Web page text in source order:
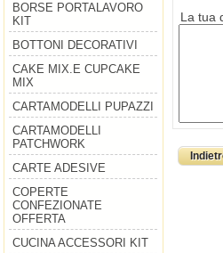
BORSE PORTALAVORO
KIT
BOTTONI DECORATIVI
CAKE MIX.E CUPCAKE
MIX
CARTAMODELLI PUPAZZI
CARTAMODELLI
PATCHWORK
CARTE ADESIVE
COPERTE
CONFEZIONATE
OFFERTA
CUCINA ACCESSORI KIT
La tua